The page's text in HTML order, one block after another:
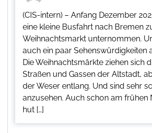
(CIS-intern) – Anfang Dezember
eine kleine Busfahrt nach Bremen
Weihnachtsmarkt unternommen.
auch ein paar Sehenswürdigkeiten
Die Weihnachtsmärkte ziehen sich
Straßen und Gassen der Altstadt,
der Weser entlang. Und sind sehr
anzusehen. Auch schon am frühen
hut […]